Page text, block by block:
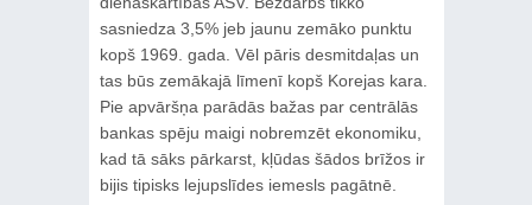
sasniedza 3,5% jeb jaunu zemāko punktu
kopš 1969. gada. Vēl pāris desmitdaļas un
tas būs zemākajā līmenī kopš Korejas kara.
Pie apvāršņa parādās bažas par centrālās
bankas spēju maigi nobremzēt ekonomiku,
kad tā sāks pārkarst, kļūdas šādos brīžos ir
bijis tipisks lejupslīdes iemesls pagātnē.